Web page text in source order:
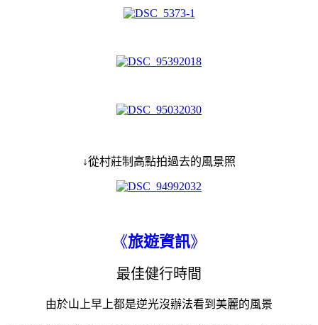
↓從村莊制高點拍過去的風景照
《旅遊資訊》
最佳健行時間
由於山上早上都是逆光沒辦法看到美麗的風景